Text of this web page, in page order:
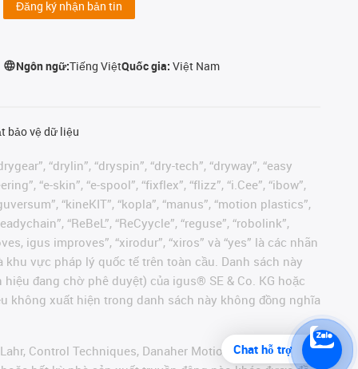
Đăng ký nhận bản tin
Ngôn ngữ:Tiếng ViệtQuốc gia:Việt Nam
bảo vệ dữ liệu
“drylin”, “dryspin”, “dry-tech”, “dryway”, “easy
“e-skin”, “e-spool”, “fixflex”, “flizz”, “i.Cee”, “ibow”,
“kineKIT”, “kopla”, “manus”, “motion plastics”,
“ReBeL”, “ReCyycle”, “reguse”, “robolink”,
igus improves”, “xirodur”, “xiros” và “yes” là các nhãn
vực pháp lý quốc tế trên toàn cầu. Danh sách này
đang chờ phê duyệt) của igus® SE & Co. KG hoặc
không xuất hiện trong danh sách này không đồng nghĩa
Control Techniques, Danaher Motion, ELAU, FAGOR,
Chat hỗ trợ